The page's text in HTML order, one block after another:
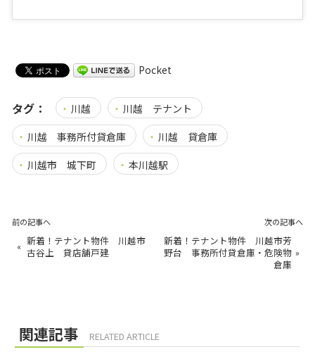
Pocket
タグ： 川越
川越 テナント
川越 事務所付貸倉庫
川越 貸倉庫
川越市 城下町
本川越駅
前の記事へ
« 新着！テナント物件 川越市
古谷上 貸店舗戸建
次の記事へ
新着！テナント物件 川越市芳
野台 事務所付貸倉庫・危険物
倉庫
»
関連記事 RELATED ARTICLE